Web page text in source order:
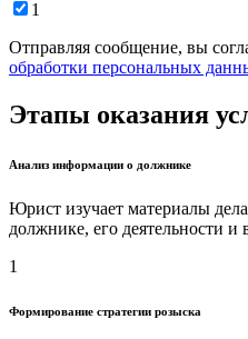
1
Отправляя сообщение, вы
обработки персональных
Этапы оказания
Анализ информации о должнике
Юрист изучает материалы
должнике, его деятельности
1
Формирование стратегии розыска